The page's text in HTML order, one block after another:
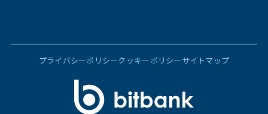
プライバシーポリシークッキーポリシーサイトマップ